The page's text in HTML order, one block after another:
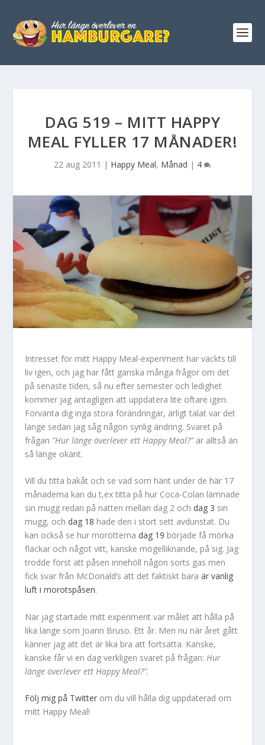
DAG 519 – MITT HAPPY
MEAL FYLLER 17 MÅNADER!
22 aug 2011 | Happy Meal, Månad | 4
Intresset för mitt Happy Meal-experiment har väckts till
liv igen, och jag har fått ganska många frågor om det
på senaste tiden, så nu efter semester och ledighet
kommer jag antagligen att uppdatera lite oftare igen.
Förvänta dig inga stora förändringar, ärligt talat var det
länge sedan jag såg någon synlig ändring. Svaret på
frågan ”Hur länge överlever ett Happy Meal?”är alltså än
så länge okänt.
Vill du titta bakåt och se vad som hänt under de här 17
månaderna kan du t,ex titta på hur Coca-Colan lämnade
sin mugg redan på natten mellan dag 2 och dag 3 sin
mugg, och dag 18 hade den i stort sett avdunstat. Du
kan också se hur morötterna dag 19 började få mörka
fläckar och något vitt, kanske mögelliknande, på sig. Jag
trodde först att påsen innehöll någon sorts gas men
fick svar från McDonald’s att det faktiskt baraär vanlig
luft i morotspåsen.
När jag startade mitt experiment var målet att hålla på
lika länge som Joann Bruso. Ett år. Men nu när året gått
känner jag att det är lika bra att fortsätta. Kanske,
kanske får vi en dag verkligen svaret på frågan: Hur
länge överlever ett Happy Meal?”.
Följ mig på Twitter om du vill hålla dig uppdaterad om
mitt Happy Meal!